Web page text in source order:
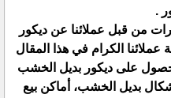
.
من قبل عملائنا عن ديكور
الكرام في هذا المقال
على ديكور بديل الخشب
بديل الخشب، أماكن بيع